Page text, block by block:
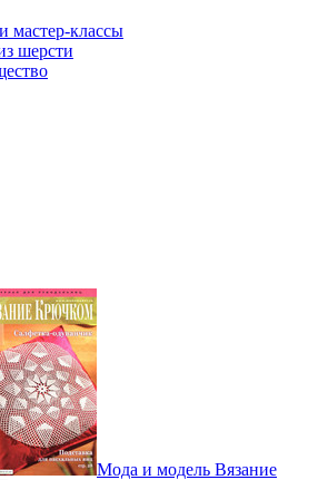
мастер-классы
шерсти
Мода и модель Вязание